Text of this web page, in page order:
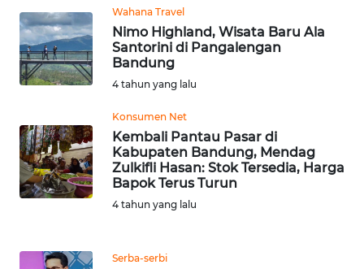
Wahana Travel
Nimo Highland, Wisata Baru Ala
Santorini di Pangalengan
Bandung
4 tahun yang lalu
Konsumen Net
Kembali Pantau Pasar di
Kabupaten Bandung, Mendag
Zulkifli Hasan: Stok Tersedia, Harga
Bapok Terus Turun
4 tahun yang lalu
Serba-serbi
KARO
WN
SIMALUNGUN
LABUHANBATU
WN
TAPANULI
WN DELI